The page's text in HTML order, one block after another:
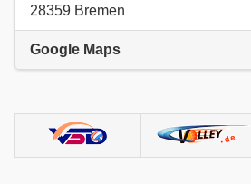
28359 Bremen
Google Maps